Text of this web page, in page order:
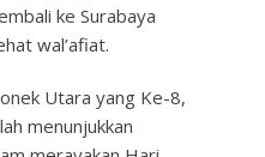
ke Surabaya
wal’afiat.
Utara yang Ke-8,
menunjukkan